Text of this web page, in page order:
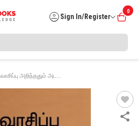
Sign In/Register
0
வாசிப்பு அறிந்ததும் அட…